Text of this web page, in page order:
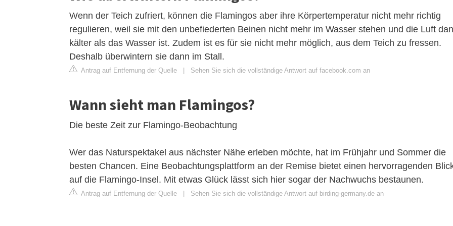
Wenn der Teich zufriert, können die Flamingos aber ihre Körpertemperatur nicht mehr richtig
regulieren, weil sie mit den unbefiederten Beinen nicht mehr im Wasser stehen und die Luft
kälter als das Wasser ist. Zudem ist es für sie nicht mehr möglich, aus dem Teich zu fressen.
Deshalb überwintern sie dann im Stall.
Antrag auf Entfernung der Quelle | Sehen Sie sich die vollständige Antwort auf facebook.com an
Wann sieht man Flamingos?
Die beste Zeit zur Flamingo-Beobachtung
Wer das Naturspektakel aus nächster Nähe erleben möchte, hat im Frühjahr und Sommer die
besten Chancen. Eine Beobachtungsplattform an der Remise bietet einen hervorragenden
auf die Flamingo-Insel. Mit etwas Glück lässt sich hier sogar der Nachwuchs bestaunen.
Antrag auf Entfernung der Quelle | Sehen Sie sich die vollständige Antwort auf birding-germany.de an